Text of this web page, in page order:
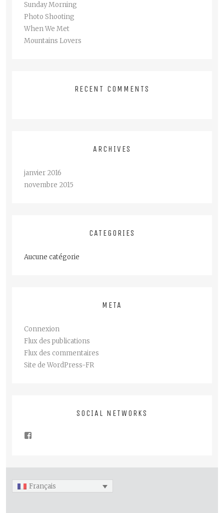
Sunday Morning
Photo Shooting
When We Met
Mountains Lovers
RECENT COMMENTS
ARCHIVES
janvier 2016
novembre 2015
CATEGORIES
Aucune catégorie
META
Connexion
Flux des publications
Flux des commentaires
Site de WordPress-FR
SOCIAL NETWORKS
Français